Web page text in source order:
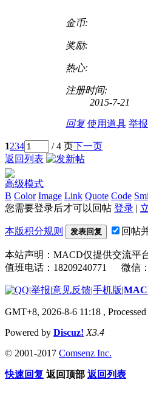
金币:
奖励:
热心:
注册时间:
2015-7-21
回复 使用道具 举报
1234 / 4 页下一页
返回列表
高级模式
B Color Image Link Quote Code
您需要登录后才可以回帖 登录 |
本版积分规则 发表回复 回帖
本站声明：MACD仅提供交流平
值班电话：18209240771 微信
|举报|意见反馈|手机版|
GMT+8, 2026-8-6 11:18 ,
Powered by Discuz! X3.4
© 2001-2017 Comsenz Inc.
快速回复 返回顶部 返回列表